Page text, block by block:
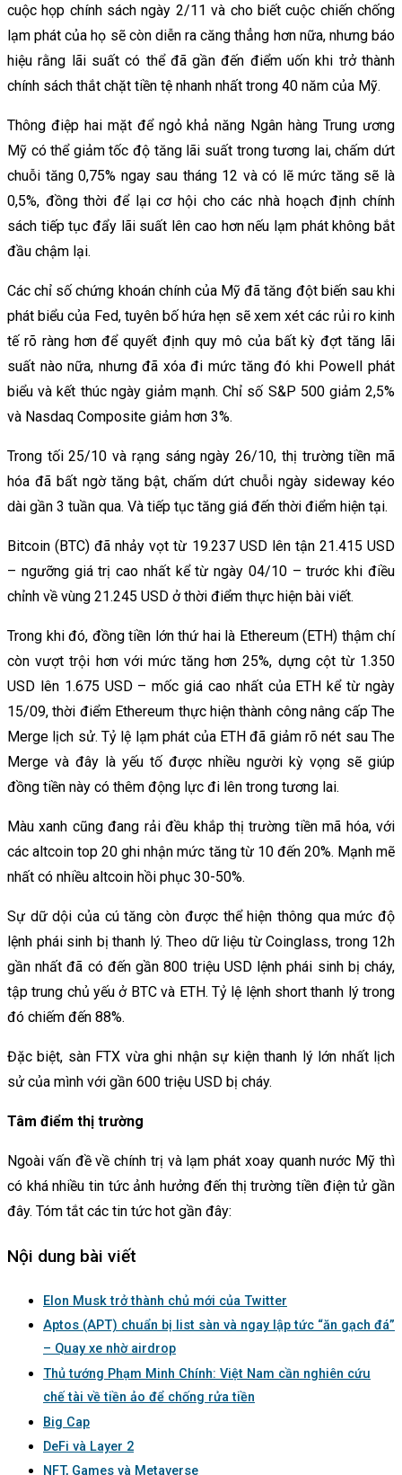
cuộc họp chính sách ngày 2/11 và cho biết cuộc chiến chống
lạm phát của họ sẽ còn diễn ra căng thẳng hơn nữa, nhưng báo
hiệu rằng lãi suất có thể đã gần đến điểm uốn khi trở thành
chính sách thắt chặt tiền tệ nhanh nhất trong 40 năm của Mỹ.
Thông điệp hai mặt để ngỏ khả năng Ngân hàng Trung ương
Mỹ có thể giảm tốc độ tăng lãi suất trong tương lai, chấm dứt
chuỗi tăng 0,75% ngay sau tháng 12 và có lẽ mức tăng sẽ là
0,5%, đồng thời để lại cơ hội cho các nhà hoạch định chính
sách tiếp tục đẩy lãi suất lên cao hơn nếu lạm phát không bắt
đầu chậm lại.
Các chỉ số chứng khoán chính của Mỹ đã tăng đột biến sau khi
phát biểu của Fed, tuyên bố hứa hẹn sẽ xem xét các rủi ro kinh
tế rõ ràng hơn để quyết định quy mô của bất kỳ đợt tăng lãi
suất nào nữa, nhưng đã xóa đi mức tăng đó khi Powell phát
biểu và kết thúc ngày giảm mạnh. Chỉ số S&P 500 giảm 2,5%
và Nasdaq Composite giảm hơn 3%.
Trong tối 25/10 và rạng sáng ngày 26/10, thị trường tiền mã
hóa đã bất ngờ tăng bật, chấm dứt chuỗi ngày sideway kéo
dài gần 3 tuần qua. Và tiếp tục tăng giá đến thời điểm hiện tại.
Bitcoin (BTC) đã nhảy vọt từ 19.237 USD lên tận 21.415 USD
– ngưỡng giá trị cao nhất kể từ ngày 04/10 – trước khi điều
chỉnh về vùng 21.245 USD ở thời điểm thực hiện bài viết.
Trong khi đó, đồng tiền lớn thứ hai là Ethereum (ETH) thậm chí
còn vượt trội hơn với mức tăng hơn 25%, dựng cột từ 1.350
USD lên 1.675 USD – mốc giá cao nhất của ETH kể từ ngày
15/09, thời điểm Ethereum thực hiện thành công nâng cấp The
Merge lịch sử. Tỷ lệ lạm phát của ETH đã giảm rõ nét sau The
Merge và đây là yếu tố được nhiều người kỳ vọng sẽ giúp
đồng tiền này có thêm động lực đi lên trong tương lai.
Màu xanh cũng đang rải đều khắp thị trường tiền mã hóa, với
các altcoin top 20 ghi nhận mức tăng từ 10 đến 20%. Mạnh mẽ
nhất có nhiều altcoin hồi phục 30-50%.
Sự dữ dội của cú tăng còn được thể hiện thông qua mức độ
lệnh phái sinh bị thanh lý. Theo dữ liệu từ Coinglass, trong 12h
gần nhất đã có đến gần 800 triệu USD lệnh phái sinh bị cháy,
tập trung chủ yếu ở BTC và ETH. Tỷ lệ lệnh short thanh lý trong
đó chiếm đến 88%.
Đặc biệt, sàn FTX vừa ghi nhận sự kiện thanh lý lớn nhất lịch
sử của mình với gần 600 triệu USD bị cháy.
Tâm điểm thị trường
Ngoài vấn đề về chính trị và lạm phát xoay quanh nước Mỹ thì
có khá nhiều tin tức ảnh hưởng đến thị trường tiền điện tử gần
đây. Tóm tắt các tin tức hot gần đây:
Nội dung bài viết
Elon Musk trở thành chủ mới của Twitter
Aptos (APT) chuẩn bị list sàn và ngay lập tức “ăn gạch đá”
– Quay xe nhờ airdrop
Thủ tướng Phạm Minh Chính: Việt Nam cần nghiên cứu
chế tài về tiền ảo để chống rửa tiền
Big Cap
DeFi và Layer 2
NFT, Games và Metaverse